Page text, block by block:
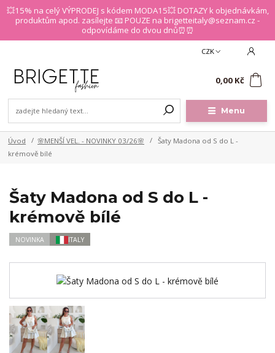
💥15% na celý VÝPRODEJ s kódem MODA15💥 DOTAZY k objednávkám,
produktům apod. zasílejte 📧 POUZE na brigetteitaly@seznam.cz -
odpovídáme do dvou dnů⏰⏰
Menu
CZK
0,00 Kč
Úvod 🌸MENŠÍ VEL. - NOVINKY 03/26🌸
Šaty Madona od S do L -
krémově bílé
Šaty Madona od S do L -
krémově bílé
NOVINKA ITALY